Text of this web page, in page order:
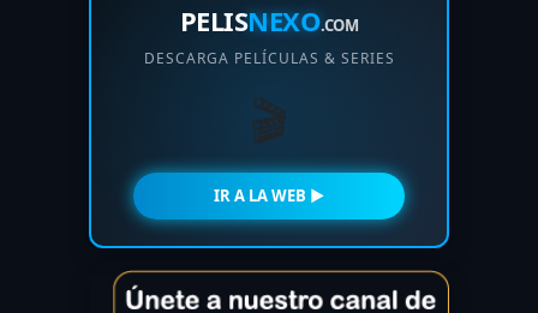
PELISNEXO.COM
DESCARGA PELÍCULAS & SERIES
🎬
IR A LA WEB ►